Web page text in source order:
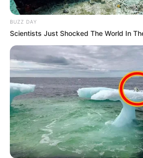
diligencias forenses necesarias y se
familiares. La Secretaría de Salud y
Lasautoridades reiteraron el
el manejo de la información
, en
investigación que permita esclarecer
esta mañana.
Esteincidente se convierte en una
por lo que se espera un
detalladopor parte de las entidades
próximas horas.
BUZZ DAY
Scientists Just Shocked The World In